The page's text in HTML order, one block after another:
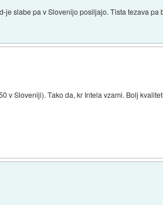
slabe pa v Slovenijo posiljajo. Tista tezava
v Sloveniji). Tako da, kr Intela vzami. Bolj